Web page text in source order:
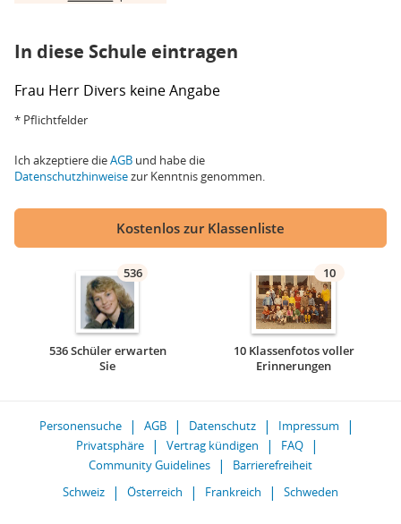
In diese Schule eintragen
Frau Herr Divers keine Angabe
* Pflichtfelder
Ich akzeptiere dieAGB und habe die
Datenschutzhinweisezur Kenntnis genommen.
Kostenlos zur Klassenliste
536
536 Schüler erwarten
Sie
10
10 Klassenfotos voller
Erinnerungen
Personensuche AGB Datenschutz
Impressum
Privatsphäre
Vertrag kündigen
FAQ
Community Guidelines
Barrierefreiheit
Schweiz
Österreich Frankreich Schweden